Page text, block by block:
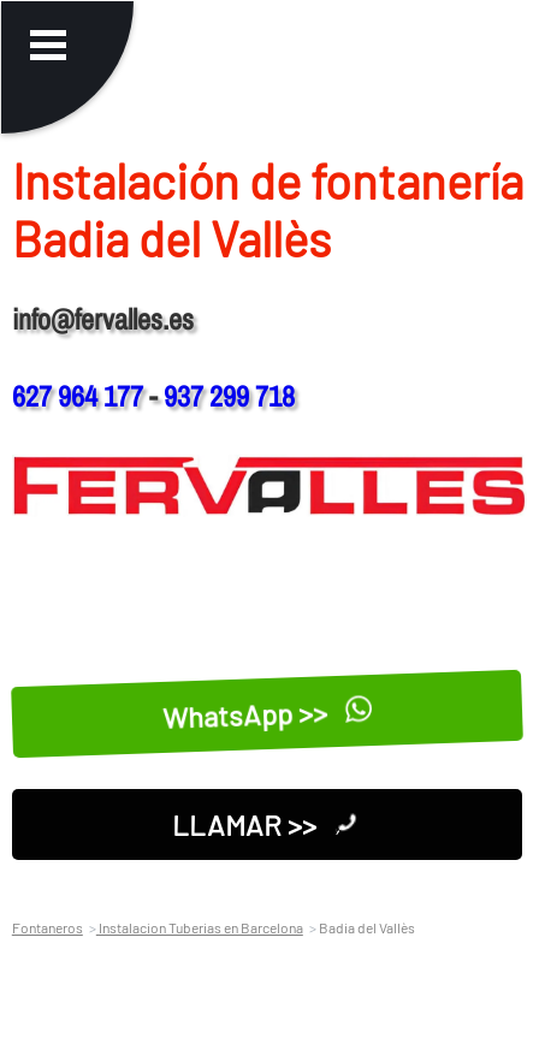
Instalación de fontanerí­a
Badia del Vallès
info@fervalles.es
627 964 177-937 299 718
WhatsApp >>
LLAMAR >>
Fontaneros Instalacion Tuberias en Barcelona Badia del Vallès